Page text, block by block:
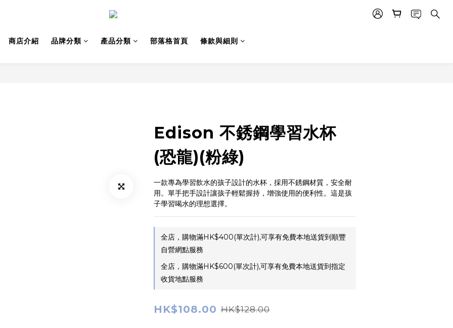
商店介紹 品牌分類 產品分類 部落格首頁 條款與細則
Edison 不銹鋼學習水杯
(恐龍)(粉綠)
一款專為學習飲水的孩子設計的水杯，採用不銹鋼材質，安全耐
用。單手把手設計讓孩子輕鬆握持，增強使用的便利性。這是孩
子學習喝水的理想選擇。
全店，購物滿HK$400(單次計),可享有免費本地送貨到順豐
自營網點服務
全店，購物滿HK$600(單次計),可享有免費本地送貨到指定
收貨地點服務
HK$108.00 HK$128.00